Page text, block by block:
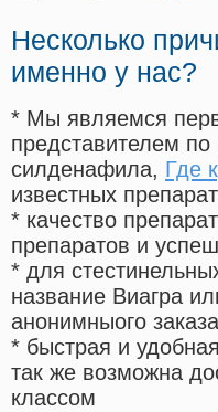
Несколько
именно у нас?
* Мы являемся
представителем
силденафила, Где
известных
* качество
препаратов и
* для
название Виагра
анонимныого
* быстрая и
так же возможна
классом